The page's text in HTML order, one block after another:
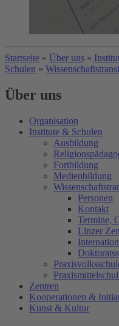
Startseite » Über uns »
Schulen »
Über uns
Organisation
Institute & Schulen
Ausbildung
Fortbildung
Medienbildung
Personen
Kontakt
Termine,
Linzer
Zentren
Kooperationen &
Kunst & Kultur